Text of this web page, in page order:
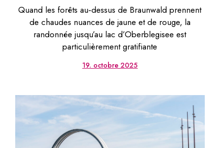
Quand les forêts au‑dessus de Braunwald prennent
de chaudes nuances de jaune et de rouge, la
randonnée jusqu’au lac d’Oberblegisee est
particulièrement gratifiante
19. octobre 2025